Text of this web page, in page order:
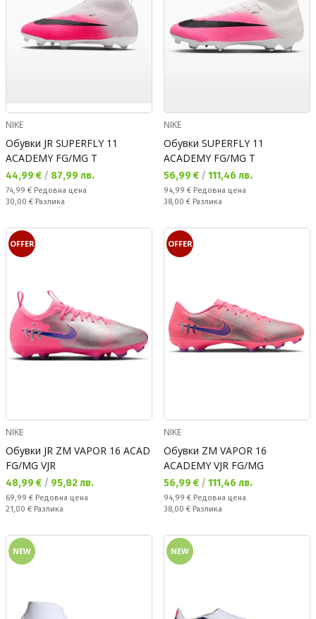
NIKE
Обувки JR SUPERFLY 11
ACADEMY FG/MG T
Текуща цена:
44,99 € / 87,99 лв.
Редовна цена:
74,99 € Редовна цена
Спестявате:
30,00 € Разлика
NIKE
Обувки SUPERFLY 11
ACADEMY FG/MG T
Текуща цена:
56,99 € / 111,46 лв.
Редовна цена:
94,99 € Редовна цена
Спестявате:
38,00 € Разлика
OFFER
NIKE
Обувки JR ZM VAPOR 16 ACAD
FG/MG VJR
Текуща цена:
48,99 € / 95,82 лв.
Редовна цена:
69,99 € Редовна цена
Спестявате:
21,00 € Разлика
OFFER
NIKE
Обувки ZM VAPOR 16
ACADEMY VJR FG/MG
Текуща цена:
56,99 € / 111,46 лв.
Редовна цена:
94,99 € Редовна цена
Спестявате:
38,00 € Разлика
NEW NEW